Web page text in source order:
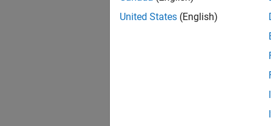
United States (English)